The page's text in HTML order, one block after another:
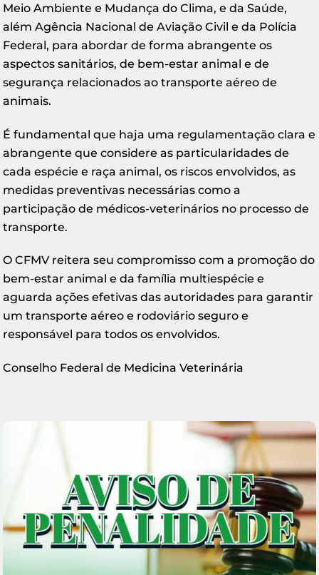
Meio Ambiente e Mudança do Clima, e da Saúde,
além Agência Nacional de Aviação Civil e da Polícia
Federal, para abordar de forma abrangente os
aspectos sanitários, de bem-estar animal e de
segurança relacionados ao transporte aéreo de
animais.
É fundamental que haja uma regulamentação clara e
abrangente que considere as particularidades de
cada espécie e raça animal, os riscos envolvidos, as
medidas preventivas necessárias como a
participação de médicos-veterinários no processo de
transporte.
O CFMV reitera seu compromisso com a promoção do
bem-estar animal e da família multiespécie e
aguarda ações efetivas das autoridades para garantir
um transporte aéreo e rodoviário seguro e
responsável para todos os envolvidos.
Conselho Federal de Medicina Veterinária